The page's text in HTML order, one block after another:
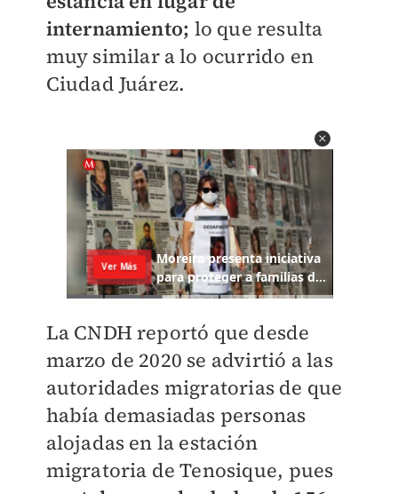
internamiento; lo que resulta
muy similar a lo ocurrido en
Ciudad Juárez.
La CNDH reportó que desde
marzo de 2020 se advirtió a las
autoridades migratorias de que
había demasiadas personas
alojadas en la estación
migratoria de Tenosique, pues